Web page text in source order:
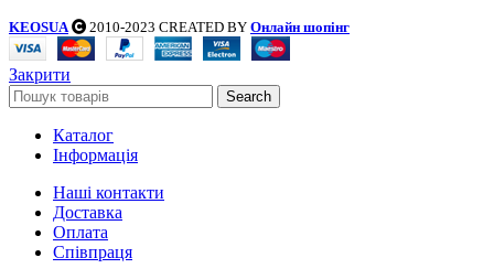
KEOSUA 2010-2023 CREATED BY Онлайн шопінг
Закрити
Search
Каталог
Інформація
Наші контакти
Доставка
Оплата
Співпраця